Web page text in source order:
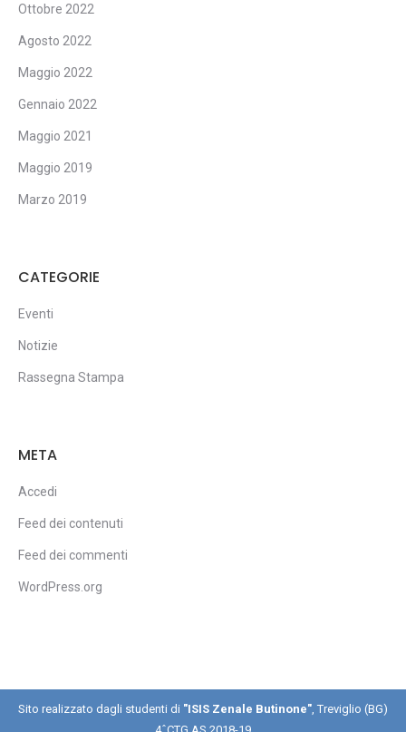
Ottobre 2022
Agosto 2022
Maggio 2022
Gennaio 2022
Maggio 2021
Maggio 2019
Marzo 2019
CATEGORIE
Eventi
Notizie
Rassegna Stampa
META
Accedi
Feed dei contenuti
Feed dei commenti
WordPress.org
Sito realizzato dagli studenti di "ISIS Zenale Butinone" , Treviglio (BG)